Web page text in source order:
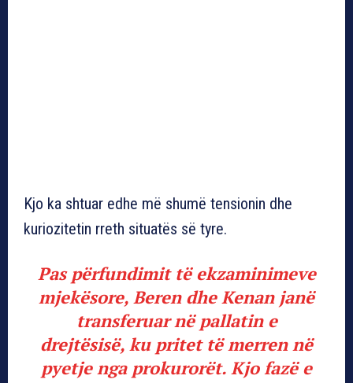
Kjo ka shtuar edhe më shumë tensionin dhe
kuriozitetin rreth situatës së tyre.
Pas përfundimit të ekzaminimeve
mjekësore, Beren dhe Kenan janë
transferuar në pallatin e
drejtësisë, ku pritet të merren në
pyetje nga prokurorët. Kjo fazë e